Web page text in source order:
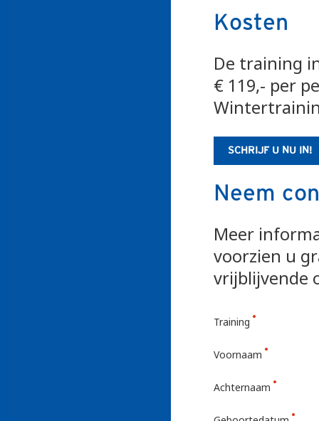
Kosten
De training
€ 119,- per
SCHRIJF U NU IN!
Neem
Meer
voorzien u
vrijblijvende
Training
Voornaam
Achternaam